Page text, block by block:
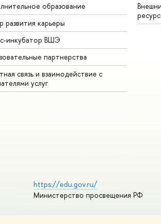
образование
развития карьеры
инкубатор ВШЭ
партнерства
связь и взаимодействие с
услуг
https://edu.gov.ru/
Министерство просвещения РФ